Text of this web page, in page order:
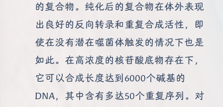
的复合物。纯化后的复合物在体外表现
出良好的反向转录和重复合成活性，即
使在没有潜在噬菌体触发的情况下也是
如此。在高浓度的核苷酸底物存在下，
它可以合成长度达到6000个碱基的
DNA，其中含有多达50个重复序列。对